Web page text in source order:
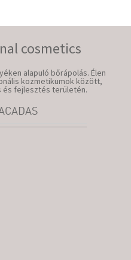
cosmetics
alapuló bőrápolás. Élen
kozmetikumok között,
és fejlesztés területén.